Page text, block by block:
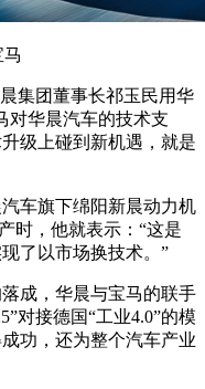
马
集团董事长祁玉民用华
对华晨汽车的技术支
级上碰到新机遇，就是
车旗下绵阳新晨动力机
时，他就表示：“这是
了以市场换技术。”
成，华晨与宝马的联手
对接德国“工业4.0”的模
功，还为整个汽车产业